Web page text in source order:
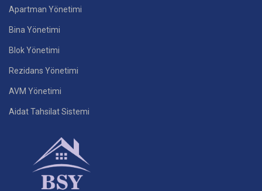
Apartman Yönetimi
Bina Yönetimi
Blok Yönetimi
Rezidans Yönetimi
AVM Yönetimi
Aidat Tahsilat Sistemi